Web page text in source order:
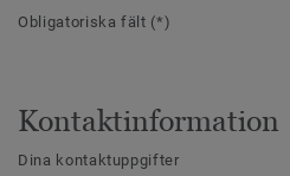
Obligatoriska fält (*)
Kontaktinformation
Dina kontaktuppgifter